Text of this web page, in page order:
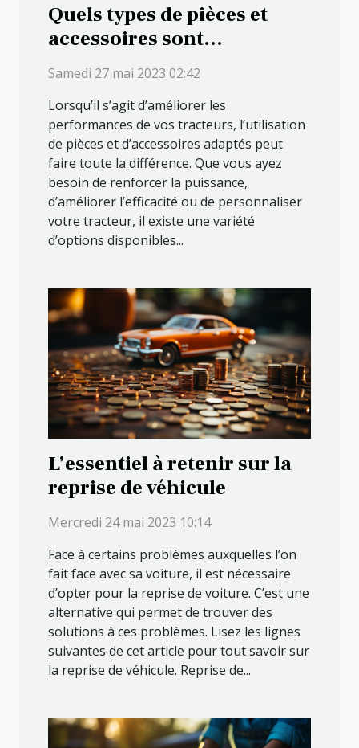
Quels types de pièces et
accessoires sont
disponibles pour améliorer
les performances de vos
machines agricoles ?
Samedi 27 mai 2023 02:42
Lorsqu’il s’agit d’améliorer les
performances de vos tracteurs, l’utilisation
de pièces et d’accessoires adaptés peut
faire toute la différence. Que vous ayez
besoin de renforcer la puissance,
d’améliorer l’efficacité ou de personnaliser
votre tracteur, il existe une variété
d’options disponibles...
L’essentiel à retenir sur la
reprise de véhicule
Mercredi 24 mai 2023 10:14
Face à certains problèmes auxquelles l’on
fait face avec sa voiture, il est nécessaire
d’opter pour la reprise de voiture. C’est une
alternative qui permet de trouver des
solutions à ces problèmes. Lisez les lignes
suivantes de cet article pour tout savoir sur
la reprise de véhicule. Reprise de...